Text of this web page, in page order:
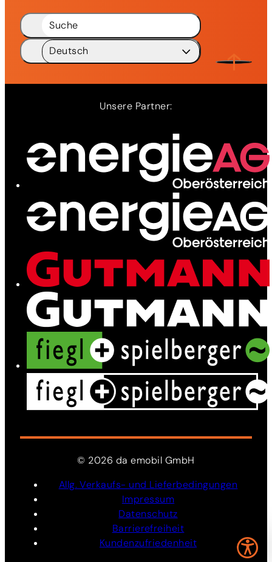
Ladenetz
Kontakt
Suche
Deutsch
Unsere Partner:
© 2026 daemobil GmbH
Allg. Verkaufs- und Lieferbedingungen
Impressum
Datenschutz
Barrierefreiheit
Kundenzufriedenheit